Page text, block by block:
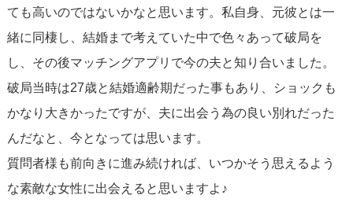
ここは、少し大げさに捉えているのではないか、とも思え
ます。
実際、他の男性に目移りしているので浮気とも取れます
が、相手からすると『棚から商品を取りじっくり見たあと
に戻している』ような感覚に近いです。
内面を知るには実際に付き合ってみないと分かりませんか
ら、数回デートした後お断りされるのは、ある種当然のこ
と。（真剣交際でお断りされることも普通にあります）
ても高いのではないかなと思います。私自身、元彼とは一
緒に同棲し、結婚まで考えていた中で色々あって破局を
し、その後マッチングアプリで今の夫と知り合いました。
破局当時は27歳と結婚適齢期だった事もあり、ショックも
かなり大きかったですが、夫に出会う為の良い別れだった
んだなと、今となっては思います。
質問者様も前向きに進み続ければ、いつかそう思えるよう
な素敵な女性に出会えると思いますよ♪